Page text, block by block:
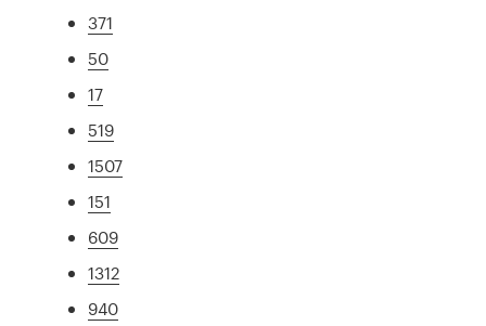
371
50
17
519
1507
151
609
1312
940